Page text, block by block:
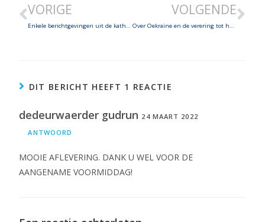
VORIGE VOLGENDE
DIT BERICHT HEEFT 1 REACTIE
dedeurwaerder gudrun 24 MAART 2022
ANTWOORD
MOOIE AFLEVERING. DANK U WEL VOOR DE
AANGENAME VOORMIDDAG!